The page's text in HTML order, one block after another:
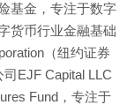
基金，专注于数字
货币行业金融基础
（纽约证券
EJF Capital LLC
Fund，专注于